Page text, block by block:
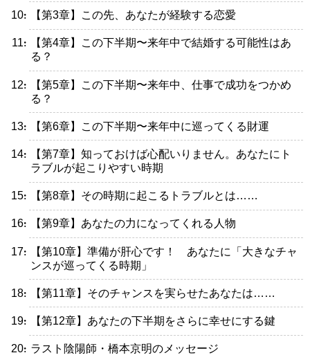
・【第3章】この先、あなたが経験する恋愛
・【第4章】この下半期〜来年中で結婚する可能性はあ
る？
・【第5章】この下半期〜来年中、仕事で成功をつかめ
る？
・【第6章】この下半期〜来年中に巡ってくる財運
・【第7章】知っておけば心配いりません。あなたにト
ラブルが起こりやすい時期
・【第8章】その時期に起こるトラブルとは……
・【第9章】あなたの力になってくれる人物
・【第10章】準備が肝心です！ あなたに「大きなチャ
ンスが巡ってくる時期」
・【第11章】そのチャンスを実らせたあなたは……
・【第12章】あなたの下半期をさらに幸せにする鍵
・ラスト陰陽師・橋本京明のメッセージ